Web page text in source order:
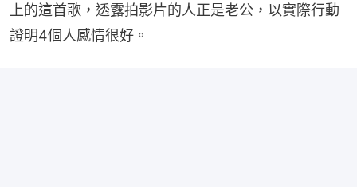
上的這首歌，透露拍影片的人正是老公，以實際行動
證明4個人感情很好。